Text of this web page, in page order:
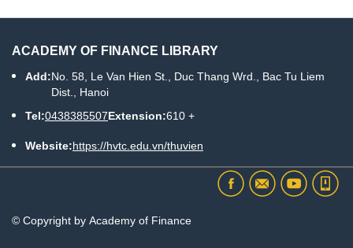
ACADEMY OF FINANCE LIBRARY
Add:No. 58, Le Van Hien St., Duc Thang Wrd., Bac Tu Liem
Dist., Hanoi
Tel:0438385507Extension:610 +
Website:https://hvtc.edu.vn/thuvien
© Copyright by Academy of Finance